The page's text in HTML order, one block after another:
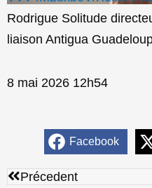
Rodrigue Solitude
liaison Antigua
8 mai 2026 12h54
Facebook
Précédent
Précedent